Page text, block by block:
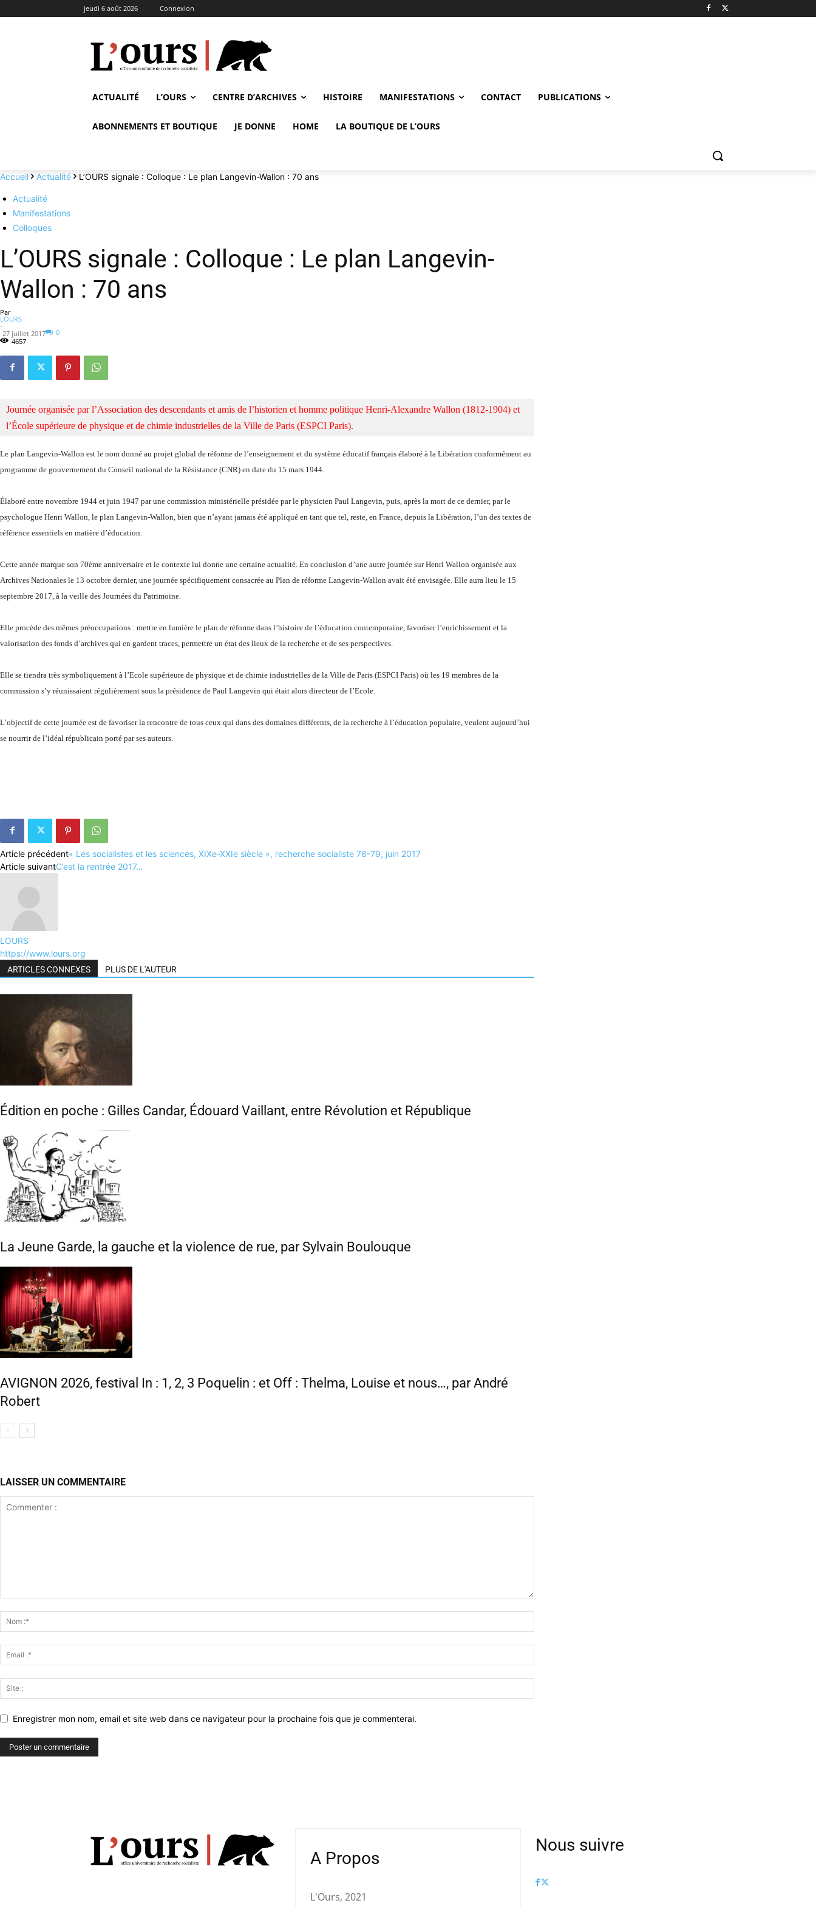
jeudi 6 août 2026 Connexion
ACTUALITÉ L’OURS CENTRE D’ARCHIVES HISTOIRE MANIFESTATIONS CONTACT PUBLICATIONS
ABONNEMENTS ET BOUTIQUE JE DONNE HOME LA BOUTIQUE DE L’OURS
Accueil Actualité L’OURS signale : Colloque : Le plan Langevin-Wallon : 70 ans
Actualité
Manifestations
Colloques
L’OURS signale : Colloque : Le plan Langevin-
Wallon : 70 ans
Par
LOURS
-
27 juillet 2017
0
4657
Journée organisée par l’Association des descendants et amis de l’historien et homme politique Henri-Alexandre Wallon (1812-1904) et
l’École supérieure de physique et de chimie industrielles de la Ville de Paris (ESPCI Paris).
Le plan Langevin-Wallon est le nom donné au projet global de réforme de l’enseignement et du système éducatif français élaboré à la Libération conformément au
programme de gouvernement du Conseil national de la Résistance (CNR) en date du 15 mars 1944.
Élaboré entre novembre 1944 et juin 1947 par une commission ministérielle présidée par le physicien Paul Langevin, puis, après la mort de ce dernier, par le
psychologue Henri Wallon, le plan Langevin-Wallon, bien que n’ayant jamais été appliqué en tant que tel, reste, en France, depuis la Libération, l’un des textes de
référence essentiels en matière d’éducation.
Cette année marque son 70ème anniversaire et le contexte lui donne une certaine actualité. En conclusion d’une autre journée sur Henri Wallon organisée aux
Archives Nationales le 13 octobre dernier, une journée spécifiquement consacrée au Plan de réforme Langevin-Wallon avait été envisagée. Elle aura lieu le 15
septembre 2017, à la veille des Journées du Patrimoine.
Elle procède des mêmes préoccupations : mettre en lumière le plan de réforme dans l’histoire de l’éducation contemporaine, favoriser l’enrichissement et la
valorisation des fonds d’archives qui en gardent traces, permettre un état des lieux de la recherche et de ses perspectives.
Elle se tiendra très symboliquement à l’Ecole supérieure de physique et de chimie industrielles de la Ville de Paris (ESPCI Paris) où les 19 membres de la
commission s’y réunissaient régulièrement sous la présidence de Paul Langevin qui était alors directeur de l’Ecole.
L’objectif de cette journée est de favoriser la rencontre de tous ceux qui dans des domaines différents, de la recherche à l’éducation populaire, veulent aujourd’hui
se nourrir de l’idéal républicain porté par ses auteurs.
Article précédent« Les socialistes et les sciences, XIXe-XXIe siècle », recherche socialiste 78-79, juin 2017
Article suivantC’est la rentrée 2017…
LOURS
https://www.lours.org
ARTICLES CONNEXES PLUS DE L'AUTEUR
Édition en poche : Gilles Candar, Édouard Vaillant, entre Révolution et République
La Jeune Garde, la gauche et la violence de rue, par Sylvain Boulouque
AVIGNON 2026, festival In : 1, 2, 3 Poquelin : et Off : Thelma, Louise et nous…, par André
Robert
LAISSER UN COMMENTAIRE
Enregistrer mon nom, email et site web dans ce navigateur pour la prochaine fois que je commenterai.
A Propos
L'Ours, 2021
Nous suivre